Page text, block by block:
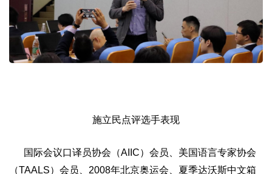
施立民点评选手表现
国际会议口译员协会（AIIC）会员、美国语言专家协会
（TAALS）会员、2008年北京奥运会、夏季达沃斯中文箱